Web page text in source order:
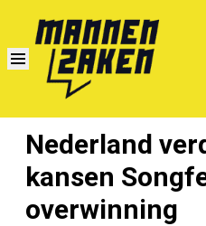
Nederland
kansen
overwinning